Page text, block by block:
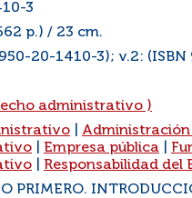
3
p.) / 23 cm.
950-20-1410-3); v.2:
administrativo )
Administración
Empresa pública
Responsabilidad del
PRIMERO.